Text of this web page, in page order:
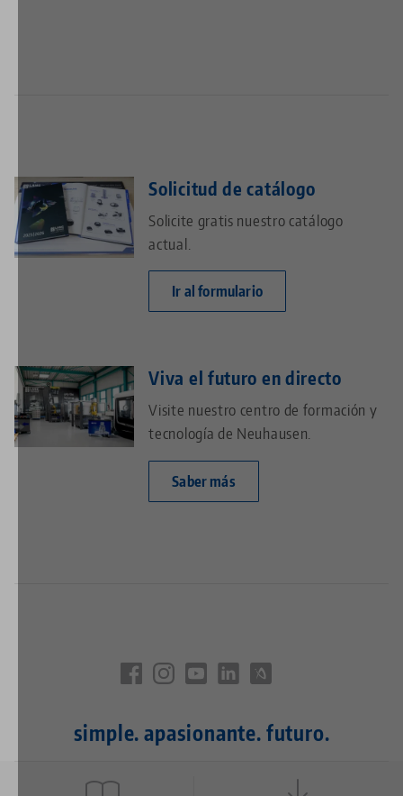
Solicitud de catálogo
Solicite gratis nuestro catálogo
actual.
Ir al formulario
Viva el futuro en directo
Visite nuestro centro de formación y
tecnología de Neuhausen.
Saber más
simple. apasionante. futuro.